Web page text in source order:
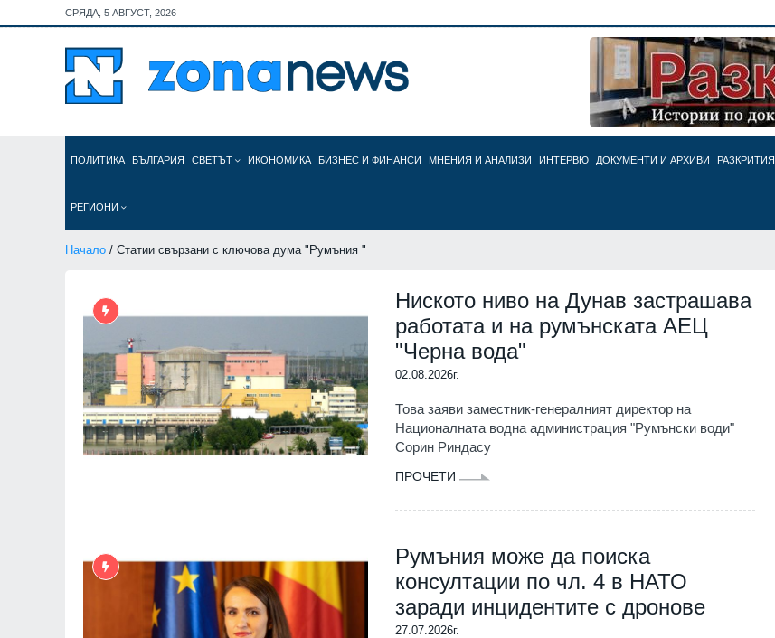
СРЯДА, 5 АВГУСТ, 2026
ПОЛИТИКА БЪЛГАРИЯ СВЕТЪТ ИКОНОМИКА БИЗНЕС И ФИНАНСИ МНЕНИЯ И АНАЛИЗИ ИНТЕРВЮ ДОКУМЕНТИ И АРХИВИ РАЗКРИТИЯ
РЕГИОНИ
Начало / Статии свързани с ключова дума "Румъния "
Ниското ниво на Дунав застрашава
работата и на румънската АЕЦ
"Черна вода"
02.08.2026г.
Това заяви заместник-генералният директор на
Националната водна администрация "Румънски води"
Сорин Риндасу
ПРОЧЕТИ
Румъния може да поиска
консултации по чл. 4 в НАТО
заради инцидентите с дронове
27.07.2026г.